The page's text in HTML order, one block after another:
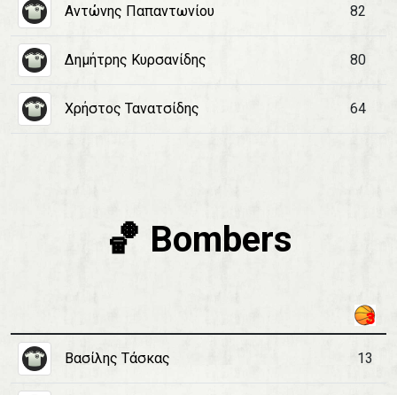
Αντώνης Παπαντωνίου 82
Δημήτρης Κυρσανίδης 80
Χρήστος Τανατσίδης 64
🏀 Bombers
Βασίλης Τάσκας 13